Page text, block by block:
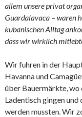
allem unsere privat
Guardalavaca – waren
kubanischen Alltag
dass wir wirklich
Wir fuhren in der
Havanna und
über Bauermärkte, wo
Ladentisch gingen
werden mussten. Wir